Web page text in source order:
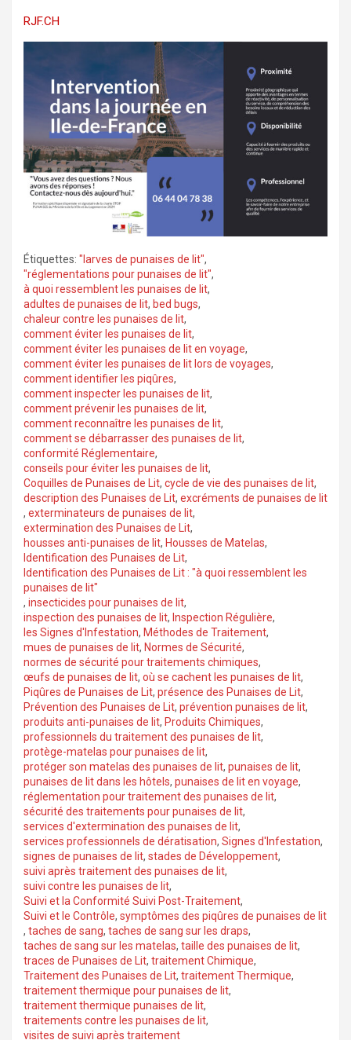
RJF.CH
Étiquettes: "larves de punaises de lit",
"réglementations pour punaises de lit",
à quoi ressemblent les punaises de lit,
adultes de punaises de lit, bed bugs,
chaleur contre les punaises de lit,
comment éviter les punaises de lit,
comment éviter les punaises de lit en voyage,
comment éviter les punaises de lit lors de voyages,
comment identifier les piqûres,
comment inspecter les punaises de lit,
comment prévenir les punaises de lit,
comment reconnaître les punaises de lit,
comment se débarrasser des punaises de lit,
conformité Réglementaire,
conseils pour éviter les punaises de lit,
Coquilles de Punaises de Lit, cycle de vie des punaises de lit,
description des Punaises de Lit, excréments de punaises de lit
, exterminateurs de punaises de lit,
extermination des Punaises de Lit,
housses anti-punaises de lit, Housses de Matelas,
Identification des Punaises de Lit,
Identification des Punaises de Lit : "à quoi ressemblent les
punaises de lit"
, insecticides pour punaises de lit,
inspection des punaises de lit, Inspection Régulière,
les Signes d'Infestation, Méthodes de Traitement,
mues de punaises de lit, Normes de Sécurité,
normes de sécurité pour traitements chimiques,
œufs de punaises de lit, où se cachent les punaises de lit,
Piqûres de Punaises de Lit, présence des Punaises de Lit,
Prévention des Punaises de Lit, prévention punaises de lit,
produits anti-punaises de lit, Produits Chimiques,
professionnels du traitement des punaises de lit,
protège-matelas pour punaises de lit,
protéger son matelas des punaises de lit, punaises de lit,
punaises de lit dans les hôtels, punaises de lit en voyage,
réglementation pour traitement des punaises de lit,
sécurité des traitements pour punaises de lit,
services d'extermination des punaises de lit,
services professionnels de dératisation, Signes d'Infestation,
signes de punaises de lit, stades de Développement,
suivi après traitement des punaises de lit,
suivi contre les punaises de lit,
Suivi et la Conformité Suivi Post-Traitement,
Suivi et le Contrôle, symptômes des piqûres de punaises de lit
, taches de sang, taches de sang sur les draps,
taches de sang sur les matelas, taille des punaises de lit,
traces de Punaises de Lit, traitement Chimique,
Traitement des Punaises de Lit, traitement Thermique,
traitement thermique pour punaises de lit,
traitement thermique punaises de lit,
traitements contre les punaises de lit,
visites de suivi après traitement